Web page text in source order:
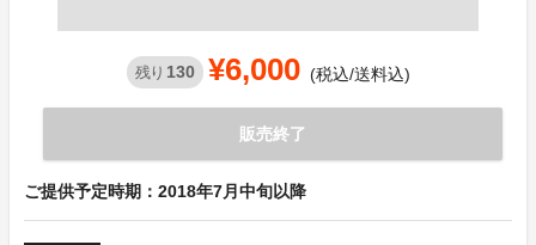
残り 130 ¥6,000 (税込/送料込)
販売終了
ご提供予定時期：2018年7月中旬以降